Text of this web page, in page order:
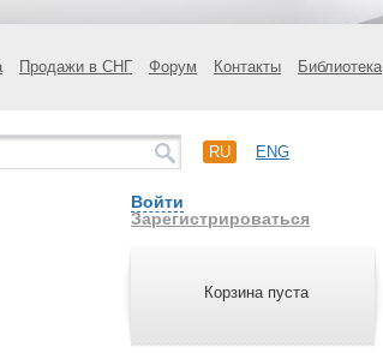
Продажи в СНГ Форум Контакты Библиотека
RU ENG
Войти
Зарегистрироваться
Корзина пуста